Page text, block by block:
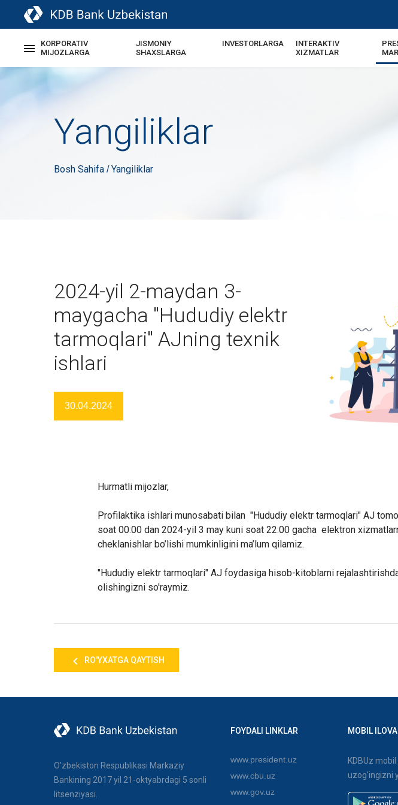
KORPORATIV
MIJOZLARGA
JISMONIY
SHAXSLARGA
INVESTORLARGA
INTERAKTIV
XIZMATLAR
Yangiliklar
Bosh Sahifa /Yangiliklar
2024-yil 2-maydan 3-
maygacha "Hududiy elektr
tarmoqlari" AJning texnik
ishlari
30.04.2024
Hurmatli mijozlar,
Profilaktika ishlari munosabati bilan "Hududiy elektr tarmoqlari" AJ
soat 00:00 dan 2024-yil 3 may kuni soat 22:00 gacha elektron
cheklanishlar bo’lishi mumkinligini ma’lum qilamiz.
"Hududiy elektr tarmoqlari" AJ foydasiga hisob-kitoblarni
olishingizni so'raymiz.
RO'YXATGA QAYTISH
O'zbekiston Respublikasi Markaziy
Bankining 2017 yil 21-oktyabrdagi 5 sonli
litsenziyasi.
FOYDALI LINKLAR
www.president.uz
www.cbu.uz
www.gov.uz
MOBIL ILOVA
KDBUz
uzog'ingizni